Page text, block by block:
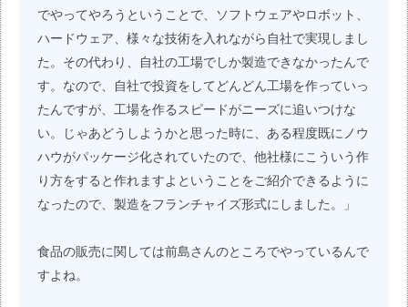
でやってやろうということで、ソフトウェアやロボット、
ハードウェア、様々な技術を入れながら自社で実現しまし
た。その代わり、自社の工場でしか製造できなかったんで
す。なので、自社で投資をしてどんどん工場を作っていっ
たんですが、工場を作るスピードがニーズに追いつけな
い。じゃあどうしようかと思った時に、ある程度既にノウ
ハウがパッケージ化されていたので、他社様にこういう作
り方をすると作れますよということをご紹介できるように
なったので、製造をフランチャイズ形式にしました。」
食品の販売に関しては前島さんのところでやっているんで
すよね。